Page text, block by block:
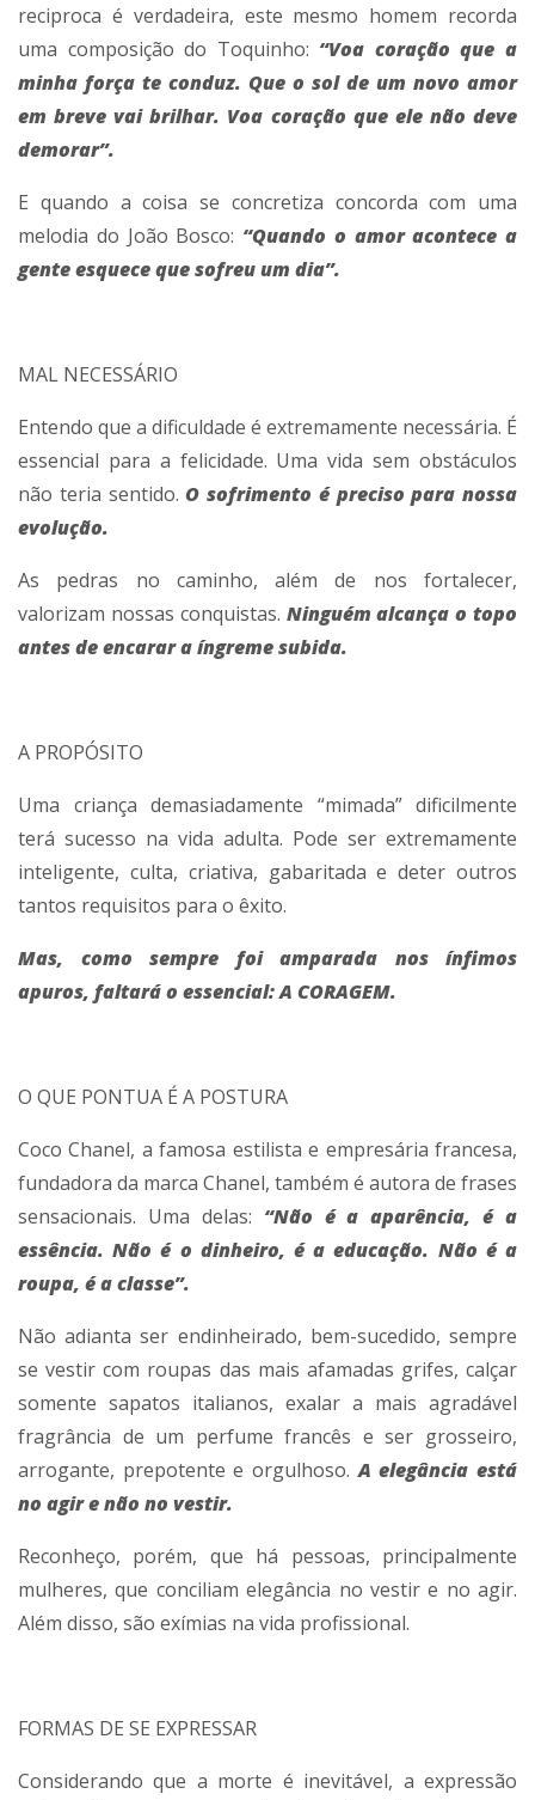
reciproca é verdadeira, este mesmo homem recorda
uma composição do Toquinho: “Voa coração que a
minha força te conduz. Que o sol de um novo amor
em breve vai brilhar. Voa coração que ele não deve
demorar”.
E quando a coisa se concretiza concorda com uma
melodia do João Bosco: “Quando o amor acontece a
gente esquece que sofreu um dia”.
MAL NECESSÁRIO
Entendo que a dificuldade é extremamente necessária. É
essencial para a felicidade. Uma vida sem obstáculos
não teria sentido.O sofrimento é preciso para nossa
evolução.
As pedras no caminho, além de nos fortalecer,
valorizam nossas conquistas. Ninguém alcança o topo
antes de encarar a íngreme subida.
A PROPÓSITO
Uma criança demasiadamente “mimada” dificilmente
terá sucesso na vida adulta. Pode ser extremamente
inteligente, culta, criativa, gabaritada e deter outros
tantos requisitos para o êxito.
Mas, como sempre foi amparada nos ínfimos
apuros, faltará o essencial: A CORAGEM.
O QUE PONTUA É A POSTURA
Coco Chanel, a famosa estilista e empresária francesa,
fundadora da marca Chanel, também é autora de frases
sensacionais. Uma delas: “Não é a aparência, é a
essência. Não é o dinheiro, é a educação. Não é a
roupa, é a classe”.
Não adianta ser endinheirado, bem-sucedido, sempre
se vestir com roupas das mais afamadas grifes, calçar
somente sapatos italianos, exalar a mais agradável
fragrância de um perfume francês e ser grosseiro,
arrogante, prepotente e orgulhoso.A elegância está
no agir e não no vestir.
Reconheço, porém, que há pessoas, principalmente
mulheres, que conciliam elegância no vestir e no agir.
Além disso, são exímias na vida profissional.
FORMAS DE SE EXPRESSAR
Considerando que a morte é inevitável, a expressão